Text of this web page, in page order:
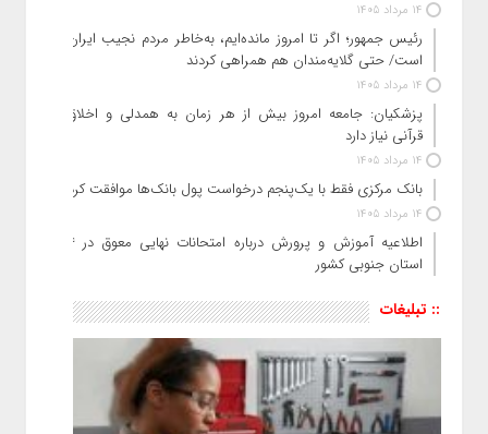
14 مرداد 1405
رئیس‌ جمهور؛ اگر تا امروز مانده‌ایم، به‌خاطر مردم نجیب ایران
است/ حتی گلایه‌مندان هم همراهی کردند
14 مرداد 1405
پزشکیان: جامعه امروز بیش از هر زمان به همدلی و اخلاق
قرآنی نیاز دارد
14 مرداد 1405
بانک مرکزی فقط با یک‌‎پنجم درخواست پول بانک‌ها موافقت کرد
14 مرداد 1405
اطلاعیه آموزش و پرورش درباره امتحانات نهایی معوق در ۴
استان جنوبی کشور
:: تبلیغات